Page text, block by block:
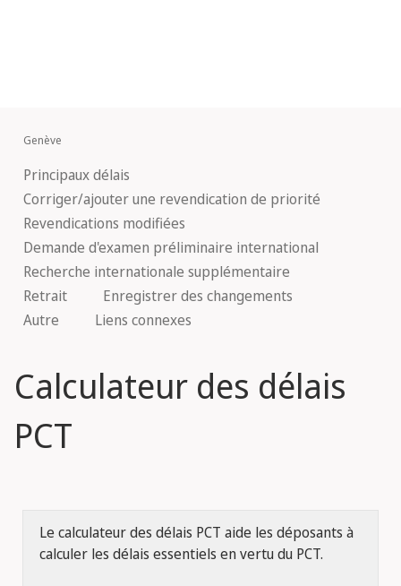
Genève
Principaux délais
Corriger/ajouter une revendication de priorité
Revendications modifiées
Demande d'examen préliminaire international
Recherche internationale supplémentaire
Retrait
Enregistrer des changements
Autre
Liens connexes
Calculateur des délais
PCT
Le calculateur des délais PCT aide les déposants à
calculer les délais essentiels en vertu du PCT.